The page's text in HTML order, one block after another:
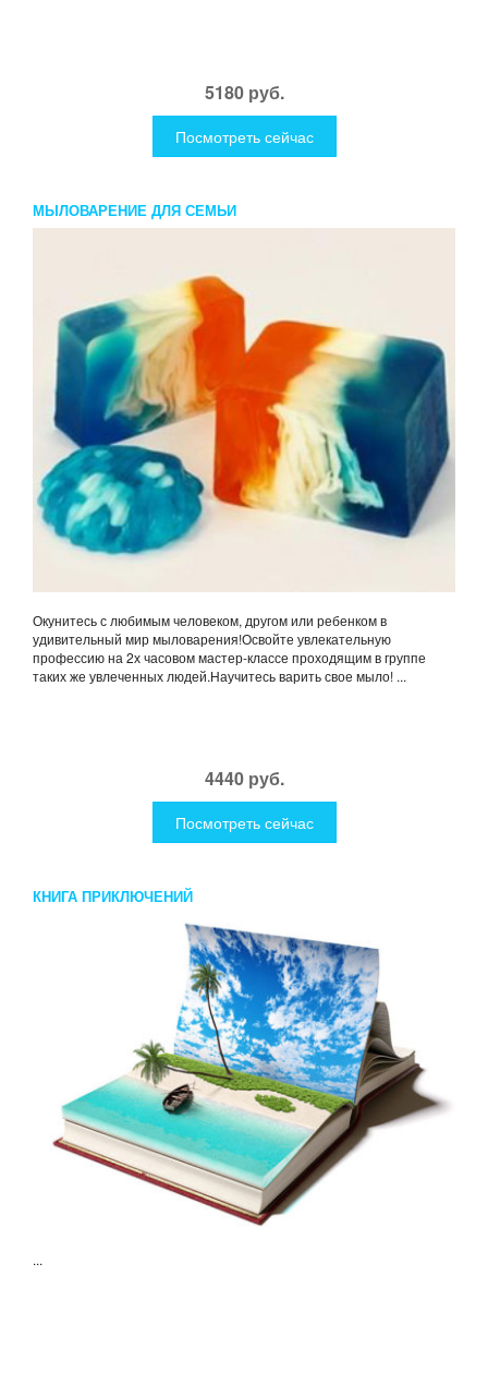
5180 руб.
Посмотреть сейчас
МЫЛОВАРЕНИЕ ДЛЯ СЕМЬИ
Окунитесь с любимым человеком, другом или ребенком в
удивительный мир мыловарения!Освойте увлекательную
профессию на 2х часовом мастер-классе проходящим в группе
таких же увлеченных людей.Научитесь варить свое мыло! ...
4440 руб.
Посмотреть сейчас
КНИГА ПРИКЛЮЧЕНИЙ
...